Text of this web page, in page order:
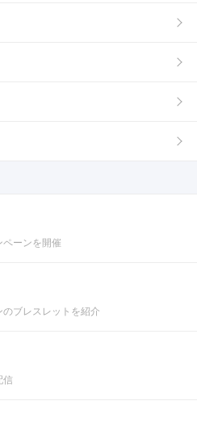
ーンを開催
ブレスレットを紹介
信